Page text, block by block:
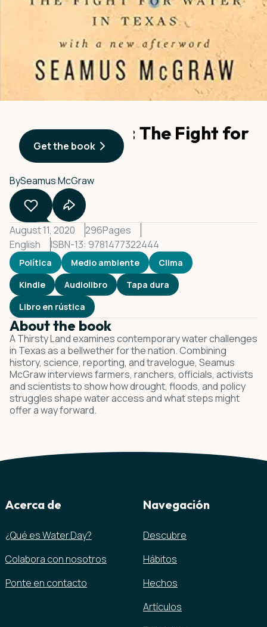
A Thirsty Land: The Fight for
Water in Texas
BySeamus McGraw
August 11, 2020 296Pages
English
ISBN-13: 9781477322444
Política Medio ambiente
Clima
Kindle
Audiolibro
Tapa dura
Libro en rústica
About the book
A Thirsty Land examines contemporary water challenges
in Texas as a bellwether for the nation. Combining
history, science, reporting, and travelogue, Seamus
McGraw interviews farmers, ranchers, officials, activists
and scientists to show how drought, floods, and policy
struggles shape water access and what steps might
offer a way forward.
Get the book
Acerca de
¿Qué es Water.Day?
Colabora con nosotros
Ponte en contacto
Navegación
Descubre
Hábitos
Hechos
Artículos